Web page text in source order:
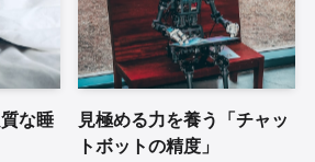
な睡
見極める力を養う「チャッ
トボットの精度」